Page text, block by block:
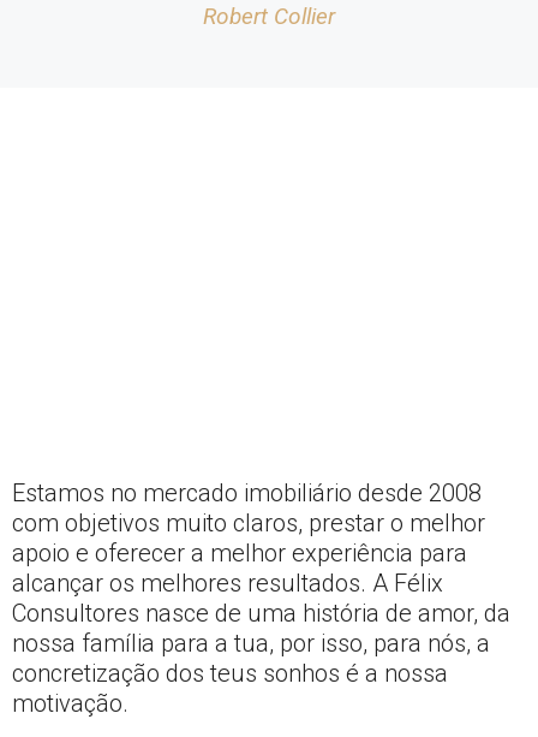
Robert Collier
Estamos no mercado imobiliário desde 2008
com objetivos muito claros, prestar o melhor
apoio e oferecer a melhor experiência para
alcançar os melhores resultados. A Félix
Consultores nasce de uma história de amor, da
nossa família para a tua, por isso, para nós, a
concretização dos teus sonhos é a nossa
motivação.